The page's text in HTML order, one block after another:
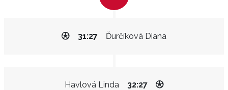
Ďurčíková Diana
31:27
Havlová Linda 32:27